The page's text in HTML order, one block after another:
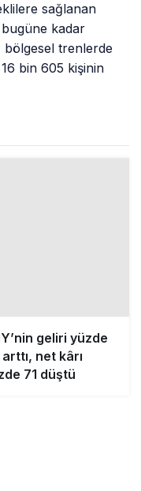
sağlanan
kadar
bölgesel trenlerde
bin 605 kişinin